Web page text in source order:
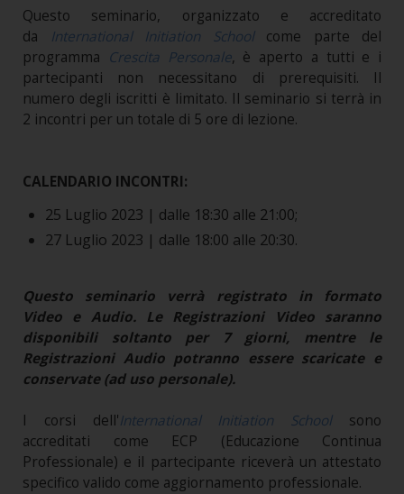
Questo seminario, organizzato e accreditato
da
International Initiation School
come parte del
programma Crescita Personale, è aperto a tutti e i
partecipanti non necessitano di prerequisiti. Il
numero degli iscritti è limitato. Il seminario si terrà in
2 incontri per un totale di 5 ore di lezione.
CALENDARIO INCONTRI:
25 Luglio 2023 | dalle 18:30 alle 21:00;
27 Luglio 2023 | dalle 18:00 alle 20:30.
Questo seminario verrà registrato in formato
Video e Audio. Le Registrazioni Video saranno
disponibili soltanto per 7 giorni, mentre le
Registrazioni Audio potranno essere scaricate e
conservate (ad uso personale).
I corsi dell'International Initiation Schoolsono
accreditati come ECP (Educazione Continua
Professionale) e il partecipante riceverà un attestato
specifico valido come aggiornamento professionale.